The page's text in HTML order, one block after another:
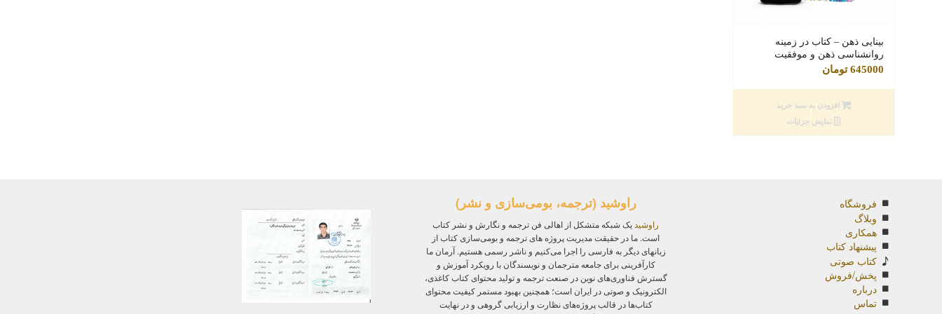
بینایی ذهن – کتاب در زمینه
روانشناسی ذهن و موفقیت
645000 تومان
افزودن به سبد خرید
نمایش جزئیات
فروشگاه
وبلاگ
همکاری
پیشنهاد کتاب
کتاب صوتی
پخش/فروش
درباره
تماس
راوشید (ترجمه، بومی‌سازی و نشر)
راوشید یک شبکه متشکل از اهالی فن ترجمه و نگارش و نشر کتاب
است. ما در حقیقت مدیریت پروژه‌ های ترجمه و بومی‌سازی کتاب از
زبانهای دیگر به فارسی را اجرا می‌کنیم و ناشر رسمی هستیم. آرمان ما
کارآفرینی برای جامعه مترجمان و نویسندگان با رویکرد آموزش و
گسترش فناوری‌های نوین در صنعت ترجمه و تولید محتوای کتاب کاغذی،
الکترونیک و صوتی در ایران است؛ همچنین بهبود مستمر کیفیت محتوای
کتاب‌ها در قالب پروژه‌های نظارت و ارزیابی گروهی و در نهایت